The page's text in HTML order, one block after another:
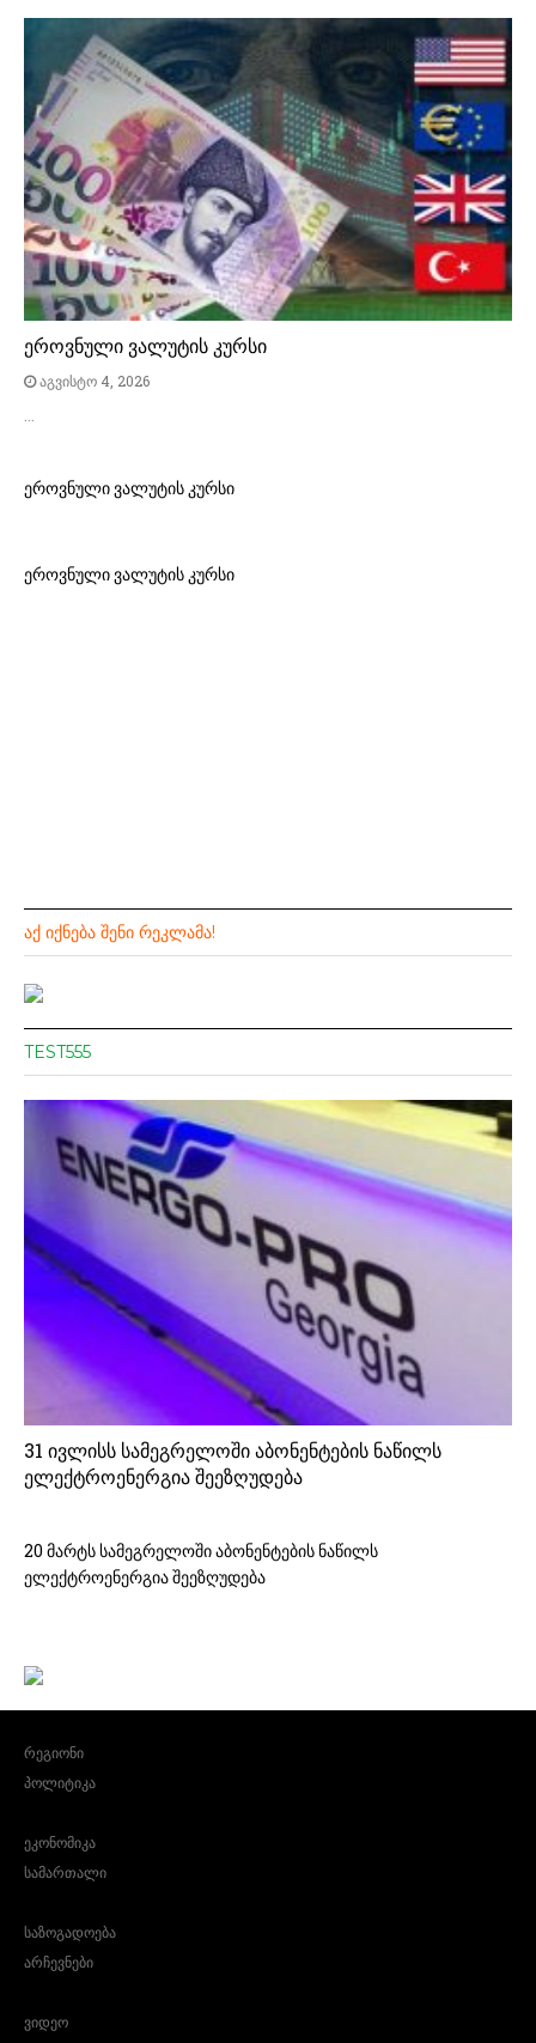
ეროვნული ვალუტის კურსი
აგვისტო 4, 2026
…
ეროვნული ვალუტის კურსი
ეროვნული ვალუტის კურსი
ᲐᲥ ᲘᲥᲜᲔᲑᲐ ᲨᲔᲜᲘ ᲠᲔᲙᲚᲐᲛᲐ!
TEST555
31 ივლისს სამეგრელოში აბონენტების ნაწილს
ელექტროენერგია შეეზღუდება
20 მარტს სამეგრელოში აბონენტების ნაწილს
ელექტროენერგია შეეზღუდება
რეგიონი
პოლიტიკა
ეკონომიკა
სამართალი
საზოგადოება
არჩევნები
ვიდეო